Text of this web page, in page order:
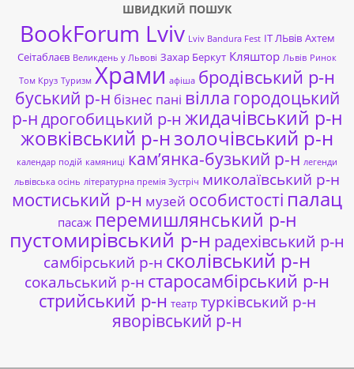
ШВИДКИЙ ПОШУК
BookForum Lviv Lviv Bandura Fest ІТ ЛЬвів Ахтем
Сеітаблаєв Великдень у Львові Захар Беркут Кляштор Львів Ринок
Том Круз Туризм Храми афіша бродівський р-н
буський р-н бізнес пані вілла городоцький
р-ндрогобицький р-н жидачівський р-н
жовківський р-нзолочівський р-н
календар подій камяниці кам’янка-бузький р-н легенди
львівська осінь літературна премія Зустріч миколаївський р-н
мостиський р-н музей особистості палац
пасаж перемишлянський р-н
пустомирівський р-н радехівський р-н
самбірський р-н сколівський р-н
сокальський р-н старосамбірський р-н
стрийський р-н театр турківський р-н
яворівський р-н